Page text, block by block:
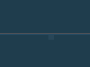
Keesho!